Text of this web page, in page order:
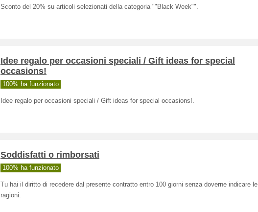
Sconto del 20% su articoli selezionati della categoria ""Black Week"".
Idee regalo per occasioni speciali / Gift ideas for special
occasions!
100% ha funzionato
Idee regalo per occasioni speciali / Gift ideas for special occasions!.
Soddisfatti o rimborsati
100% ha funzionato
Tu hai il diritto di recedere dal presente contratto entro 100 giorni senza doverne indicare le
ragioni.